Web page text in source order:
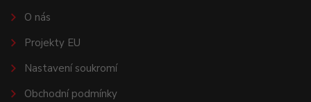
O nás
Projekty EU
Nastavení soukromí
Obchodní podmínky